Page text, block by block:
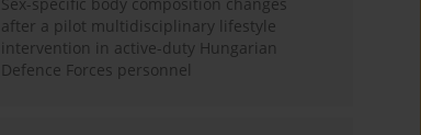
Sex-specific body composition changes
after a pilot multidisciplinary lifestyle
intervention in active-duty Hungarian
Defence Forces personnel